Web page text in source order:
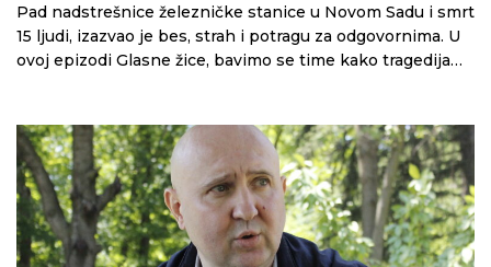
Pad nadstrešnice železničke stanice u Novom Sadu i smrt
15 ljudi, izazvao je bes, strah i potragu za odgovornima. U
ovoj epizodi Glasne žice, bavimo se time kako tragedija